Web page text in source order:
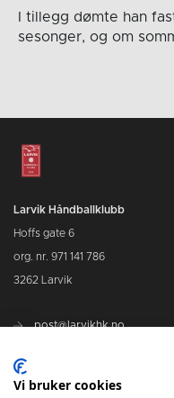
I tillegg dømte han
sesonger, og om
Larvik Håndballklubb
Hoffs gate 6
org. nr. 971 141 786
3262 Larvik
post@larvikhk.no
Vi bruker cookies